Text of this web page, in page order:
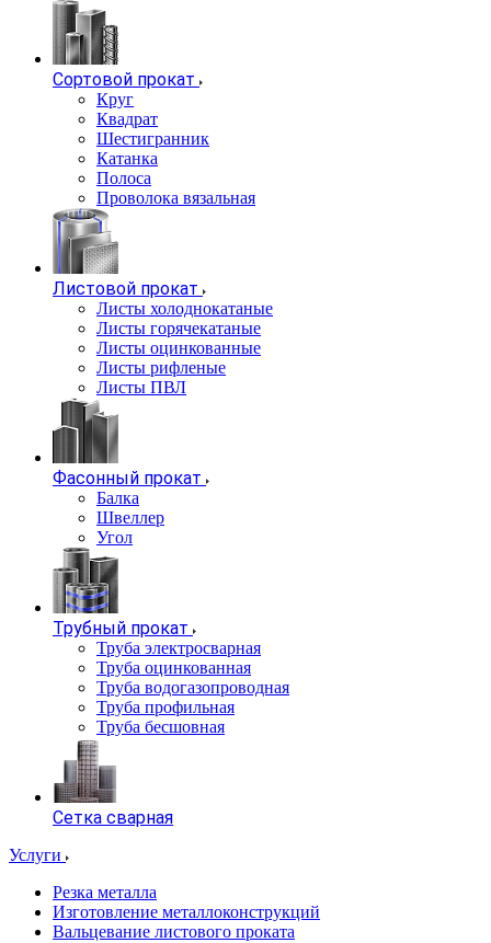
Сортовой прокат
Круг
Квадрат
Шестигранник
Катанка
Полоса
Проволока вязальная
Листовой прокат
Листы холоднокатаные
Листы горячекатаные
Листы оцинкованные
Листы рифленые
Листы ПВЛ
Фасонный прокат
Балка
Швеллер
Угол
Трубный прокат
Труба электросварная
Труба оцинкованная
Труба водогазопроводная
Труба профильная
Труба бесшовная
Сетка сварная
Услуги
Резка металла
Изготовление металлоконструкций
Вальцевание листового проката